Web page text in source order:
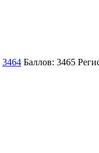
3464 Баллов: 3465